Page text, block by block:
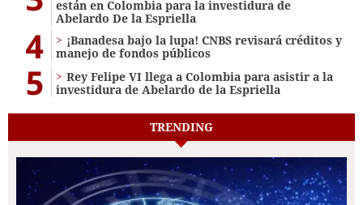
están en Colombia para la investidura de
Abelardo De la Espriella
4
¡Banadesa bajo la lupa! CNBS revisará créditos y
manejo de fondos públicos
5
Rey Felipe VI llega a Colombia para asistir a la
investidura de Abelardo de la Espriella
TRENDING